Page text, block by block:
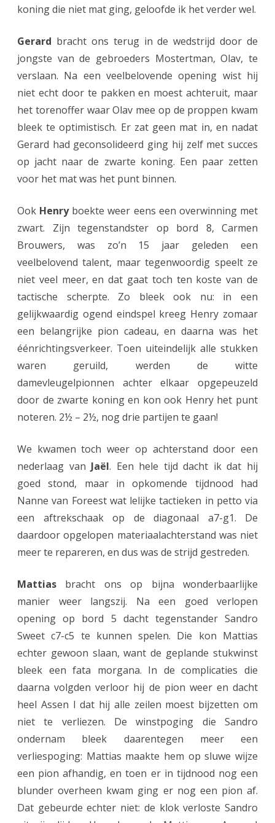
r
t
e
g
e
G
o
i
n
g
r
o
i
n
t
i
e
I
koning die niet mat ging, geloofde ik het verder wel.
Gerard bracht ons terug in de wedstrijd door de
jongste van de gebroeders Mostertman, Olav, te
verslaan. Na een veelbelovende opening wist hij
niet echt door te pakken en moest achteruit, maar
het torenoffer waar Olav mee op de proppen kwam
bleek te optimistisch. Er zat geen mat in, en nadat
Gerard had geconsolideerd ging hij zelf met succes
op jacht naar de zwarte koning. Een paar zetten
voor het mat was het punt binnen.
Ook Henryboekte weer eens een overwinning met
zwart. Zijn tegenstandster op bord 8, Carmen
Brouwers, was zo’n 15 jaar geleden een
veelbelovend talent, maar tegenwoordig speelt ze
niet veel meer, en dat gaat toch ten koste van de
tactische scherpte. Zo bleek ook nu: in een
gelijkwaardig ogend eindspel kreeg Henry zomaar
een belangrijke pion cadeau, en daarna was het
éénrichtingsverkeer. Toen uiteindelijk alle stukken
waren geruild, werden de witte
damevleugelpionnen achter elkaar opgepeuzeld
door de zwarte koning en kon ook Henry het punt
noteren. 2½ – 2½, nog drie partijen te gaan!
We kwamen toch weer op achterstand door een
nederlaag van Jaël. Een hele tijd dacht ik dat hij
goed stond, maar in opkomende tijdnood had
Nanne van Foreest wat lelijke tactieken in petto via
een aftrekschaak op de diagonaal a7-g1. De
daardoor opgelopen materiaalachterstand was niet
meer te repareren, en dus was de strijd gestreden.
Mattias bracht ons op bijna wonderbaarlijke
manier weer langszij. Na een goed verlopen
opening op bord 5 dacht tegenstander Sandro
Sweet c7-c5 te kunnen spelen. Die kon Mattias
echter gewoon slaan, want de geplande stukwinst
bleek een fata morgana. In de complicaties die
daarna volgden verloor hij de pion weer en dacht
heel Assen I dat hij alle zeilen moest bijzetten om
niet te verliezen. De winstpoging die Sandro
ondernam bleek daarentegen meer een
verliespoging: Mattias maakte hem op sluwe wijze
een pion afhandig, en toen er in tijdnood nog een
blunder overheen kwam ging er nog een pion af.
Dat gebeurde echter niet: de klok verloste Sandro